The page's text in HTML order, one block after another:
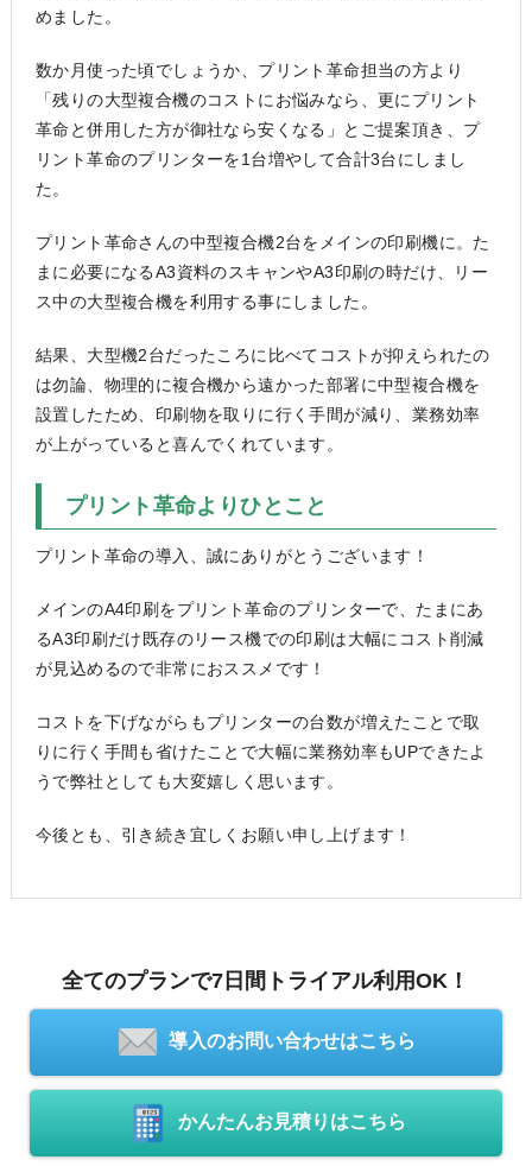
めました。
数か月使った頃でしょうか、プリント革命担当の方より
「残りの大型複合機のコストにお悩みなら、更にプリント
革命と併用した方が御社なら安くなる」とご提案頂き、プ
リント革命のプリンターを1台増やして合計3台にしまし
た。
プリント革命さんの中型複合機2台をメインの印刷機に。た
まに必要になるA3資料のスキャンやA3印刷の時だけ、リー
ス中の大型複合機を利用する事にしました。
結果、大型機2台だったころに比べてコストが抑えられたの
は勿論、物理的に複合機から遠かった部署に中型複合機を
設置したため、印刷物を取りに行く手間が減り、業務効率
が上がっていると喜んでくれています。
プリント革命よりひとこと
プリント革命の導入、誠にありがとうございます！
メインのA4印刷をプリント革命のプリンターで、たまにあ
るA3印刷だけ既存のリース機での印刷は大幅にコスト削減
が見込めるので非常におススメです！
コストを下げながらもプリンターの台数が増えたことで取
りに行く手間も省けたことで大幅に業務効率もUPできたよ
うで弊社としても大変嬉しく思います。
今後とも、引き続き宜しくお願い申し上げます！
全てのプランで7日間トライアル利用OK！
導入のお問い合わせはこちら
かんたんお見積りはこちら